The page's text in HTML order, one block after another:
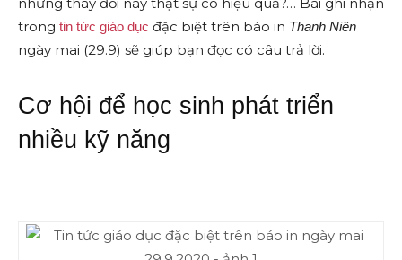
trong tin tức giáo dục đặc biệt trên báo in Thanh Niên
ngày mai (29.9) sẽ giúp bạn đọc có câu trả lời.
Cơ hội để học sinh phát triển
nhiều kỹ năng